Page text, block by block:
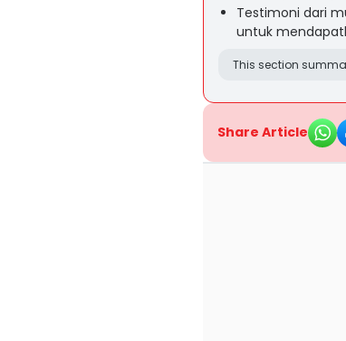
Testimoni dari
untuk
This section
Share Article